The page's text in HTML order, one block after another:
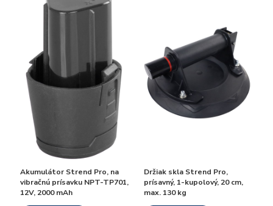
Akumulátor Strend Pro, na
vibračnú prísavku NPT-TP701,
12V, 2000 mAh
Držiak skla Strend Pro,
prísavný, 1-kupolový, 20 cm,
max. 130 kg